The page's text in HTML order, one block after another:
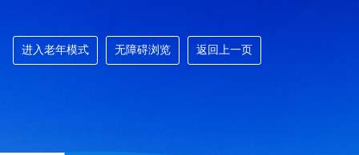
返回上一页
无障碍浏览
进入老年模式